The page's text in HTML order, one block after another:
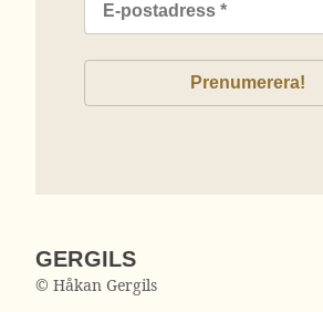
GERGILS
© Håkan Gergils